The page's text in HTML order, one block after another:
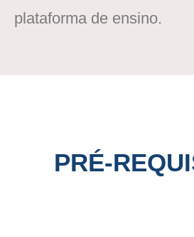
plataforma de ensino.
PRÉ-